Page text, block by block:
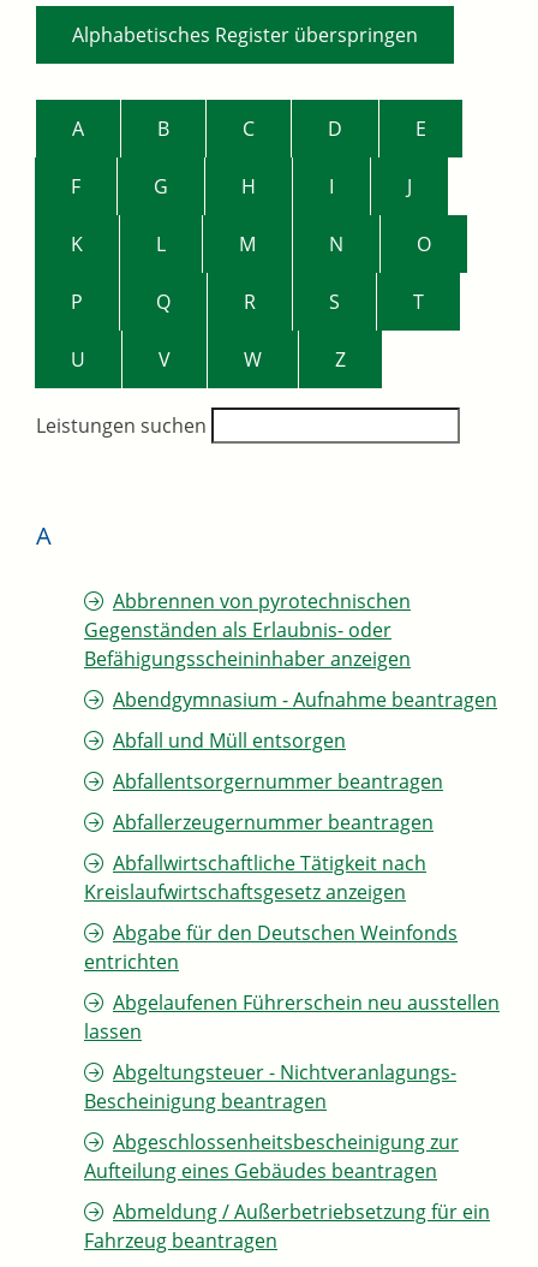
Alphabetisches Register überspringen
A B C D E
F G H I J
K L M N O
P Q R S T
U V W Z
Leistungen suchen
A
Abbrennen von pyrotechnischen
Gegenständen als Erlaubnis- oder
Befähigungsscheininhaber anzeigen
Abendgymnasium - Aufnahme beantragen
Abfall und Müll entsorgen
Abfallentsorgernummer beantragen
Abfallerzeugernummer beantragen
Abfallwirtschaftliche Tätigkeit nach
Kreislaufwirtschaftsgesetz anzeigen
Abgabe für den Deutschen Weinfonds
entrichten
Abgelaufenen Führerschein neu ausstellen
lassen
Abgeltungsteuer - Nichtveranlagungs-
Bescheinigung beantragen
Abgeschlossenheitsbescheinigung zur
Aufteilung eines Gebäudes beantragen
Abmeldung / Außerbetriebsetzung für ein
Fahrzeug beantragen